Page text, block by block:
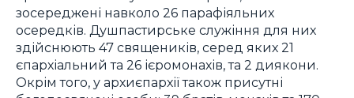
зосереджені навколо 26 парафіяльних
осередків. Душпастирське служіння для них
здійснюють 47 священиків, серед яких 21
єпархіальний та 26 ієромонахів, та 2 диякони.
Окрім того, у архиєпархії також присутні